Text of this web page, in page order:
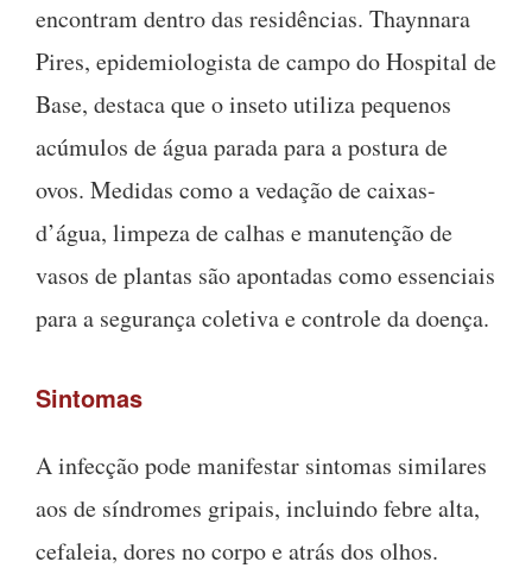
encontram dentro das residências. Thaynnara
Pires, epidemiologista de campo do Hospital de
Base, destaca que o inseto utiliza pequenos
acúmulos de água parada para a postura de
ovos. Medidas como a vedação de caixas-
d’água, limpeza de calhas e manutenção de
vasos de plantas são apontadas como essenciais
para a segurança coletiva e controle da doença.
Sintomas
A infecção pode manifestar sintomas similares
aos de síndromes gripais, incluindo febre alta,
cefaleia, dores no corpo e atrás dos olhos.